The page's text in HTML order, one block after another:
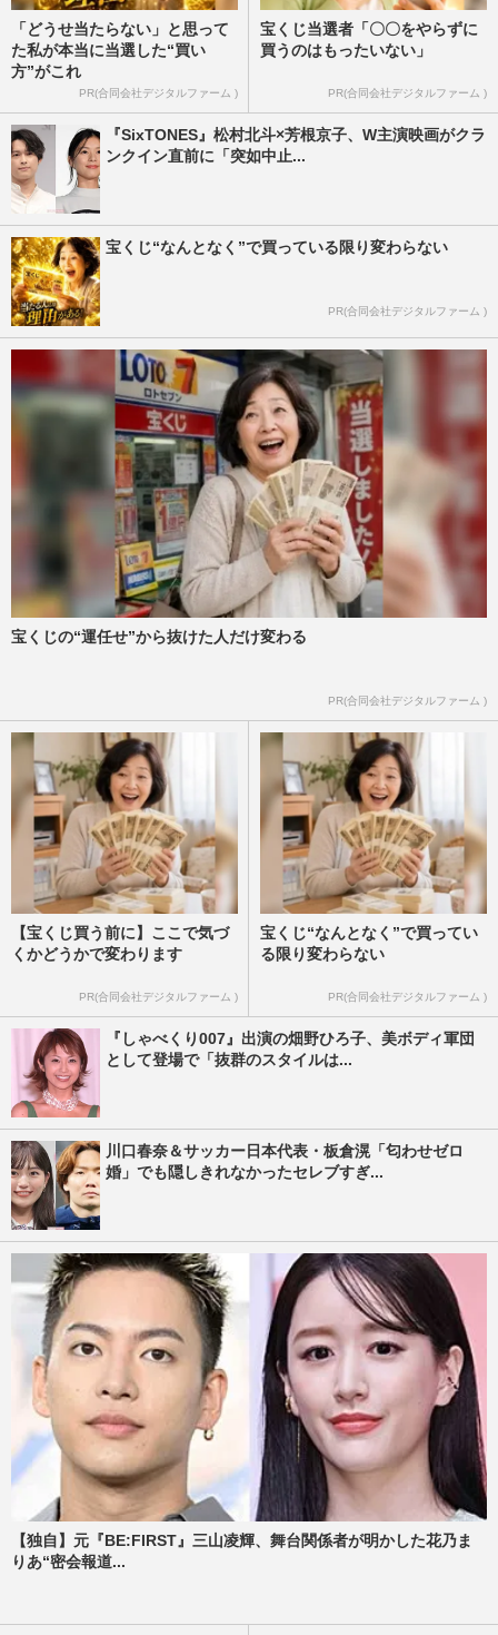
「どうせ当たらない」と思って
た私が本当に当選した“買い
方”がこれ
PR(合同会社デジタルファーム )
宝くじ当選者「〇〇をやらずに
買うのはもったいない」
PR(合同会社デジタルファーム )
『SixTONES』松村北斗×芳根京子、W主演映画がクラ
ンクイン直前に「突如中止...
宝くじ“なんとなく”で買っている限り変わらない
PR(合同会社デジタルファーム )
宝くじの“運任せ”から抜けた人だけ変わる
PR(合同会社デジタルファーム )
【宝くじ買う前に】ここで気づ
くかどうかで変わります
PR(合同会社デジタルファーム )
宝くじ“なんとなく”で買ってい
る限り変わらない
PR(合同会社デジタルファーム )
『しゃべくり007』出演の畑野ひろ子、美ボディ軍団
として登場で「抜群のスタイルは...
川口春奈＆サッカー日本代表・板倉滉「匂わせゼロ
婚」でも隠しきれなかったセレブすぎ...
【独自】元『BE:FIRST』三山凌輝、舞台関係者が明かした花乃ま
りあ“密会報道...